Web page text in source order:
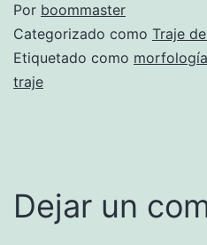
Por boommaster
Categorizado como Traje
Etiquetado como
traje
Dejar un